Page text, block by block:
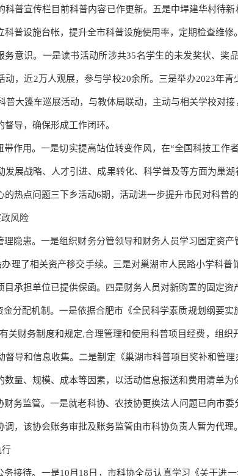
科普宣传栏目前科普内容已作更新。五是中垾建华村待
科普设施台帐，提升全市科普设施使用率，定期检查维修。
务意识。一是读书活动所涉共35名学生的未发奖状、奖
动，近2万人观展，参与学校20余所。 三是举办2023年青
普大篷车巡展活动，与教体局联动，主动与相关学校对接
导，确保形成工作闭环。
带作用。一是切实提高站位转变作风，在“全国科技工
发展战略、人才引进、成果转化、科学普及等方面为巢
的热点问题三下乡活动6期，活动进一步提升市民对科普
风险
理隐患。一是组织财务分管领导和财务人员学习固定资
办理了相关资产移交手续。 三是对巢湖市人民路小学科普
目承担单位已提供保函。四是财务人员对新购置的固定资
金分配机制。一是依据合肥市《全民科学素质规划纲要
关财务制度和规定,合理管理和使用科普项目经费，组
督导和信息收集。二是制定《巢湖市科普项目奖补和管
数量、规模、成本等因素，以活动信息报送和费用清单为
财务监管。一是就老科协、农技协更换法人问题已向市
，该协会账务审批及账务监管由市科协负责人暂为代理。
行
务接待。一是10月18日，市科协全员认真学习《关于进